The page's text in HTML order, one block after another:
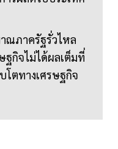
ณภาครัฐรั่วไหล
ฐกิจไม่ได้ผลเต็มที่
โตทางเศรษฐกิจ